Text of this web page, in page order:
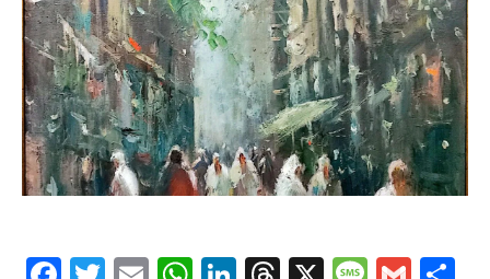
FacebookTwitterEmail WhatsAppLinkedInThreads
X Message
Gmail